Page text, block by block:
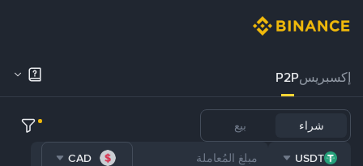
إكسبريسP2P
شراء بيع
USDT
CAD